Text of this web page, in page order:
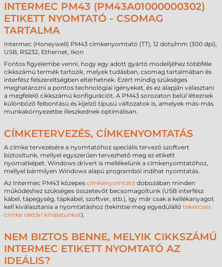
INTERMEC PM43 (PM43A01000000302)
ETIKETT NYOMTATÓ - CSOMAG
TARTALMA
Intermec (Honeywell) PM43 címkenyomtató (TT), 12 dots/mm (300 dpi),
USB, RS232, Ethernet, Ikon
Fontos figyelembe venni, hogy egy adott gyártó modelljéhez többféle
cikkszámú termék tartozik, melyek tudásban, csomag tartalmában és
interfész felszereltségben eltérhetnek. Ezért mindig szükséges
meghatározni a pontos technológiai igényeket, és ez alapján választani
a megfelelő cikkszámú konfigurációt. A PM43 sorozaton belül léteznek
különböző felbontású és kijelző típusú változatok is, amelyek más-más
munkakörnyezetbe illeszkednek optimálisan.
CÍMKETERVEZÉS, CÍMKENYOMTATÁS
A címke tervezésére a nyomtatóhoz speciális tervező szoftvert
biztosítunk, mellyel egyszerűen tervezhető meg az etikett
nyomatképet. Windows drivert is mellékelünk a címkenyomtatóhoz,
mellyel bármilyen Windows alapú programból indíhat nyomtatás.
Az Intermec PM43 közepes címkenyomtató dobozában minden
működéshez szükséges összetevőt becsomagoltunk (USB interfész
kábel, tápegység, tápkábel, szoftver, stb.), így már csak a kellékanyagot
kell kiválasztania a nyomtatáshoz (tekintse meg egyedülálló tekercses
címke raktári kínálatunkat).
NEM BIZTOS BENNE, MELYIK CIKKSZÁMÚ
INTERMEC ETIKETT NYOMTATÓ AZ
IDEÁLIS?